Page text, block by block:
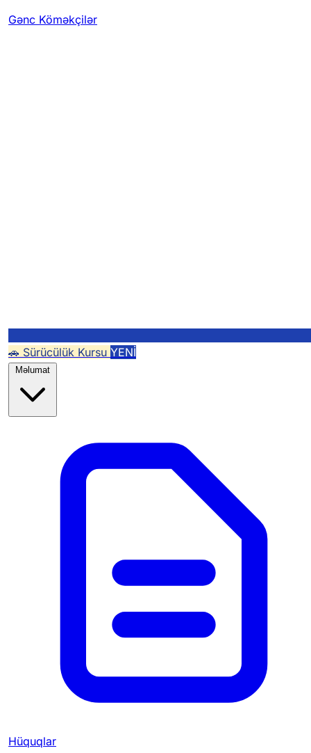
Gənc Köməkçilər
🚗 Sürücülük Kursu YENİ
Məlumat
Hüquqlar